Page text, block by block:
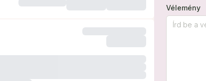
Vélemény